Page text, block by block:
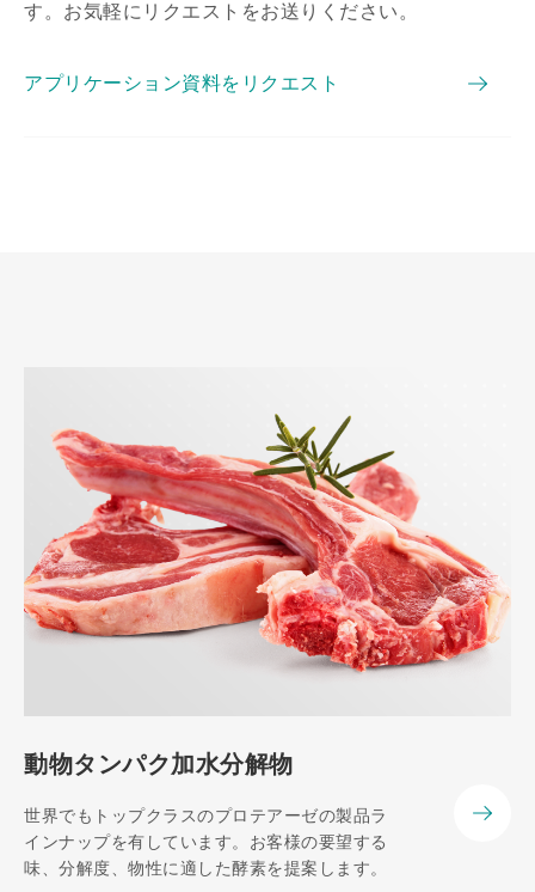
す。お気軽にリクエストをお送りください。
アプリケーション資料をリクエスト
動物タンパク加水分解物
世界でもトップクラスのプロテアーゼの製品ラ
インナップを有しています。お客様の要望する
味、分解度、物性に適した酵素を提案します。